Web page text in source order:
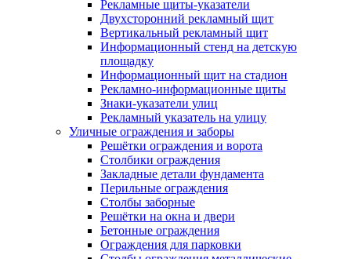
Рекламные щиты-указатели
Двухсторонний рекламный щит
Вертикальный рекламный щит
Информационный стенд на детскую
площадку
Информационный щит на стадион
Рекламно-информационные щиты
Знаки-указатели улиц
Рекламный указатель на улицу
Уличные ограждения и заборы
Решётки ограждения и ворота
Столбики ограждения
Закладные детали фундамента
Перильные ограждения
Столбы заборные
Решётки на окна и двери
Бетонные ограждения
Ограждения для парковки